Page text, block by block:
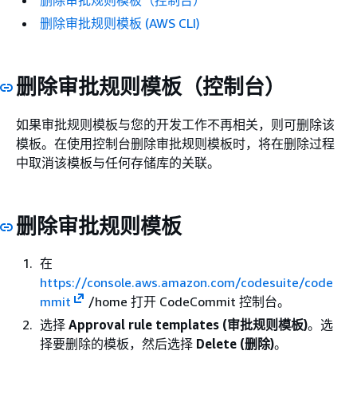
删除审批规则模板 (AWS CLI)
删除审批规则模板（控制台）
如果审批规则模板与您的开发工作不再相关，则可删除该
模板。在使用控制台删除审批规则模板时，将在删除过程
中取消该模板与任何存储库的关联。
删除审批规则模板
在
https://console.aws.amazon.com/codesuite/code
mmit
/home 打开 CodeCommit 控制台。
选择 Approval rule templates (审批规则模板)。选
择要删除的模板，然后选择 Delete (删除)。